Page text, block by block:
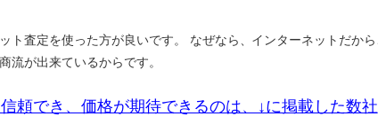
ト査定を使った方が良いです。 なぜなら、インターネットだか
流が出来ているからです。
頼でき、価格が期待できるのは、↓に掲載した数社